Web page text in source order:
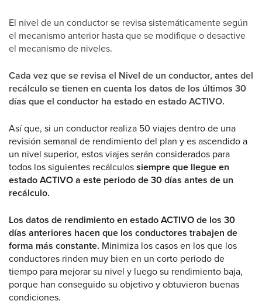
El nivel de un conductor se revisa sistemáticamente según
el mecanismo anterior hasta que se modifique o desactive
el mecanismo de niveles.
Cada vez que se revisa el Nivel de un conductor, antes del
recálculo se tienen en cuenta los datos de los últimos 30
días que el conductor ha estado en estado ACTIVO.
Así que, si un conductor realiza 50 viajes dentro de una
revisión semanal de rendimiento del plan y es ascendido a
un nivel superior, estos viajes serán considerados para
todos los siguientes recálculossiempre que llegue en
estado ACTIVO a este periodo de 30 días antes de un
recálculo.
Los datos de rendimiento en estado ACTIVO de los 30
días anteriores hacen que los conductores trabajen de
forma más constante. Minimiza los casos en los que los
conductores rinden muy bien en un corto periodo de
tiempo para mejorar su nivel y luego su rendimiento baja,
porque han conseguido su objetivo y obtuvieron buenas
condiciones.